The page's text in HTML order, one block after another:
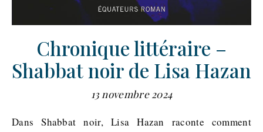
Chronique littéraire –
Shabbat noir de Lisa Hazan
13 novembre 2024
Dans Shabbat noir, Lisa Hazan raconte comment